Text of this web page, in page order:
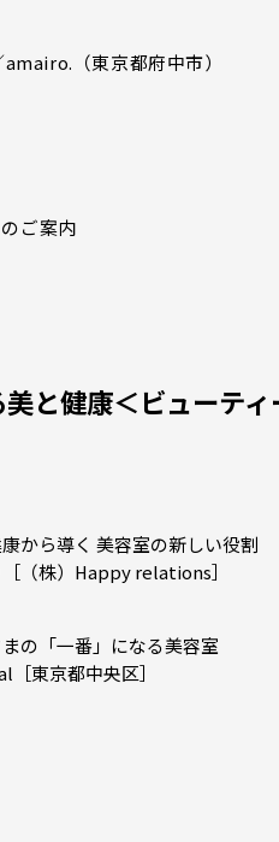
（東京都府中市）
ご案内
と健康＜ビューテ
から導く 美容室の新しい役割
（株）Happy relations］
の「一番」になる美容室
東京都中央区］